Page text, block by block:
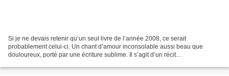
Si je ne devais retenir qu’un seul livre de l’année 2008, ce serait
probablement celui-ci. Un chant d’amour inconsolable aussi beau que
douloureux, porté par une écriture sublime. Il s’agit d’un récit